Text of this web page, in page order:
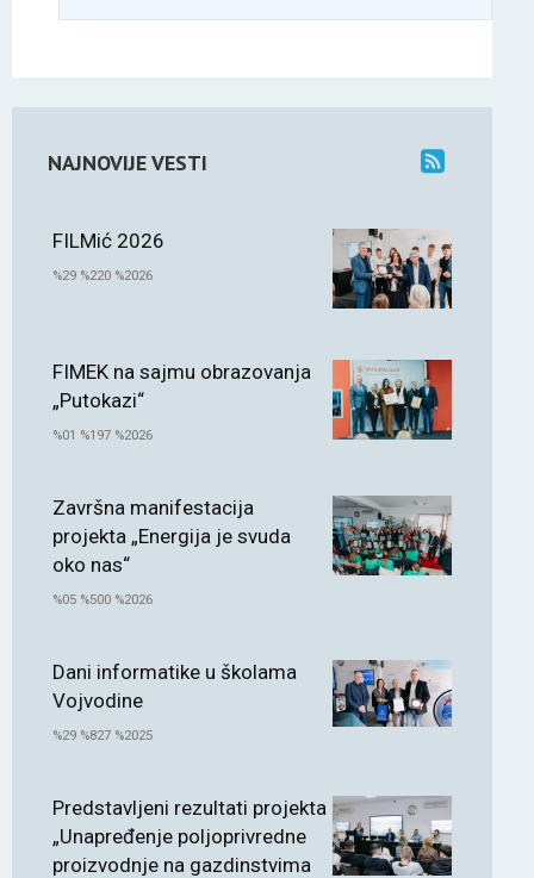
NAJNOVIJE VESTI
FILMić 2026
%29 %220 %2026
FIMEK na sajmu obrazovanja
„Putokazi“
%01 %197 %2026
Završna manifestacija
projekta „Energija je svuda
oko nas“
%05 %500 %2026
Dani informatike u školama
Vojvodine
%29 %827 %2025
Predstavljeni rezultati projekta
„Unapređenje poljoprivredne
proizvodnje na gazdinstvima